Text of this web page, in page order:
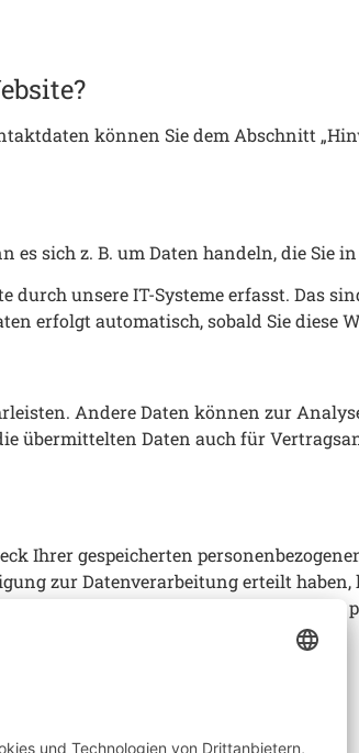
können Sie dem Abschnitt
es sich z. B. um Daten handeln, die Sie
unsere IT-Systeme erfasst. Das
erfolgt automatisch, sobald Sie diese
Andere Daten können zur
übermittelten Daten auch für
Ihrer gespeicherten
zur Datenverarbeitung erteilt
der Verarbeitung Ihrer
wenden.